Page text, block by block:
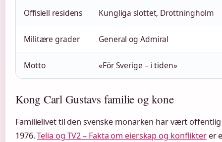
Offisiell residens Kungliga slottet, Drottningholm
Militære grader General og Admiral
Motto «För Sverige – i tiden»
Kong Carl Gustavs familie og kone
Familielivet til den svenske monarken har vært
1976.Telia og TV2 – Fakta om eierskap og konflikterer